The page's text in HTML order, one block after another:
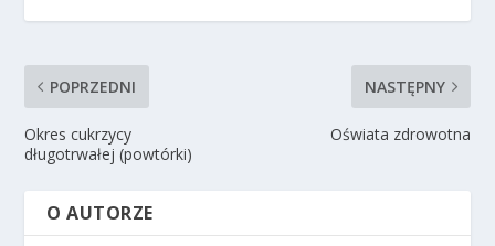
POPRZEDNI
Okres cukrzycy
długotrwałej (powtórki)
NASTĘPNY
Oświata zdrowotna
O AUTORZE